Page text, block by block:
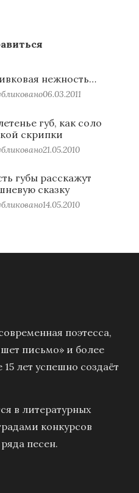
нежность…
06.03.2011
губ, как соло
скрипки
21.05.2010
губы расскажут
сказку
14.05.2010
поэтесса,
письмо» и более
лет успешно создаёт
в литературных
конкурсов
песен.